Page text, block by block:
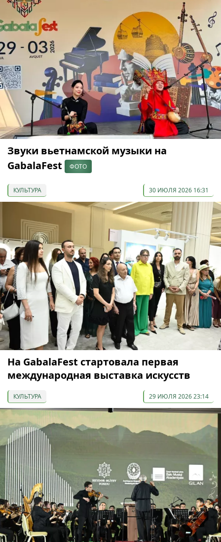
Звуки вьетнамской музыки на
GabalaFest
ФОТО
КУЛЬТУРА 30 ИЮЛЯ 2026 16:31
На GabalaFest стартовала первая
международная выставка искусств
КУЛЬТУРА 29 ИЮЛЯ 2026 23:14